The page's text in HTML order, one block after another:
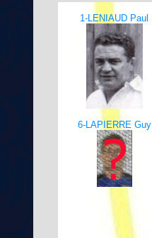
1-LENIAUD Paul
6-LAPIERRE Guy